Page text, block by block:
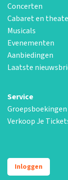
Concerten
Cabaret en
Musicals
Evenementen
Aanbiedingen
Laatste
Service
Groepsboekingen
Verkoop Je
Inloggen